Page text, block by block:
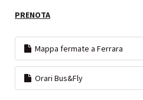
PRENOTA
Mappa fermate a Ferrara
Orari Bus&Fly